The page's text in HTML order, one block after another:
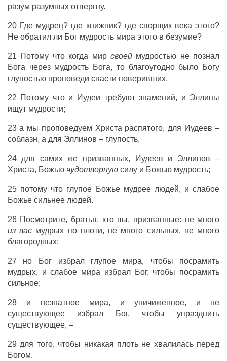
разум разумных отвергну.
20 Где мудрец? где книжник? где спорщик века этого?
Не обратил ли Бог мудрость мира этого в безумие?
21 Потому что когда мир своеймудростью не познал
Бога через мудрость Бога, то благоугодно было Богу
глупостью проповеди спасти поверивших.
22 Потому что и Иудеи требуют знамений, и Эллины
ищут мудрости;
23 а мы проповедуем Христа распятого, для Иудеев –
соблазн, а для Эллинов – глупость,
24 для самих же призванных, Иудеев и Эллинов –
Христа, Божью чудотворнуюсилу и Божью мудрость;
25 потому что глупое Божье мудрее людей, и слабое
Божье сильнее людей.
26 Посмотрите, братья, кто вы, призванные: не много
из вас мудрых по плоти, не много сильных, не много
благородных;
27 но Бог избрал глупое мира, чтобы посрамить
мудрых, и слабое мира избрал Бог, чтобы посрамить
сильное;
28 и незнатное мира, и уничиженное, и не
существующее избрал Бог, чтобы упразднить
существующее, –
29 для того, чтобы никакая плоть не хвалилась перед
Богом.